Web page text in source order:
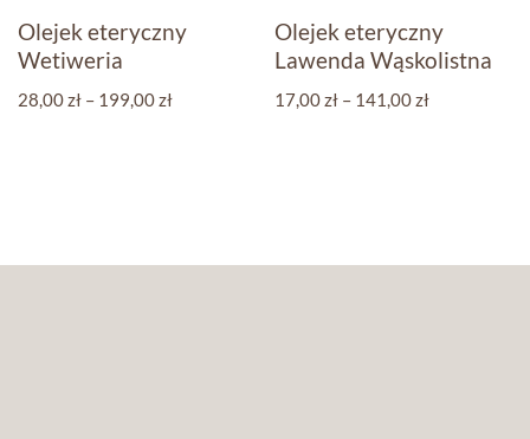
Olejek eteryczny
Wetiweria
28,00zł – 199,00zł
Olejek eteryczny
Lawenda Wąskolistna
17,00zł – 141,00zł